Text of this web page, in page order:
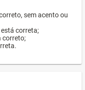
sem acento ou
correta;
correto;